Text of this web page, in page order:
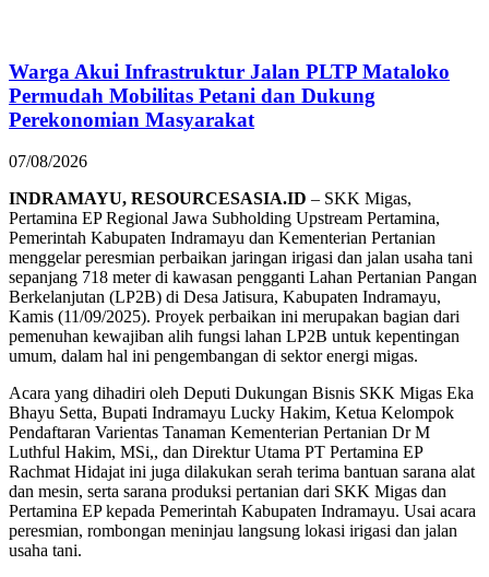
Warga Akui Infrastruktur Jalan PLTP Mataloko
Permudah Mobilitas Petani dan Dukung
Perekonomian Masyarakat
07/08/2026
INDRAMAYU, RESOURCESASIA.ID – SKK Migas,
Pertamina EP Regional Jawa Subholding Upstream Pertamina,
Pemerintah Kabupaten Indramayu dan Kementerian Pertanian
menggelar peresmian perbaikan jaringan irigasi dan jalan usaha tani
sepanjang 718 meter di kawasan pengganti Lahan Pertanian Pangan
Berkelanjutan (LP2B) di Desa Jatisura, Kabupaten Indramayu,
Kamis (11/09/2025). Proyek perbaikan ini merupakan bagian dari
pemenuhan kewajiban alih fungsi lahan LP2B untuk kepentingan
umum, dalam hal ini pengembangan di sektor energi migas.
Acara yang dihadiri oleh Deputi Dukungan Bisnis SKK Migas Eka
Bhayu Setta, Bupati Indramayu Lucky Hakim, Ketua Kelompok
Pendaftaran Varientas Tanaman Kementerian Pertanian Dr M
Luthful Hakim, MSi,, dan Direktur Utama PT Pertamina EP
Rachmat Hidajat ini juga dilakukan serah terima bantuan sarana alat
dan mesin, serta sarana produksi pertanian dari SKK Migas dan
Pertamina EP kepada Pemerintah Kabupaten Indramayu. Usai acara
peresmian, rombongan meninjau langsung lokasi irigasi dan jalan
usaha tani.